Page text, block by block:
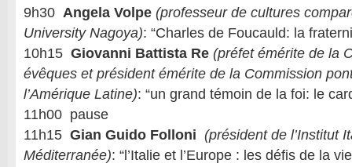
9h30 Angela Volpe (professeur de cultures
University Nagoya): “Charles de Foucauld: la
10h15 Giovanni Battista Re (préfet émérite de la
évêques et président émérite de la Commission
l’Amérique Latine): “un grand témoin de la foi: le
11h00 pause
11h15 Gian Guido Folloni (président de l’Institut
Méditerranée): “l’Italie et l’Europe : les défis de la